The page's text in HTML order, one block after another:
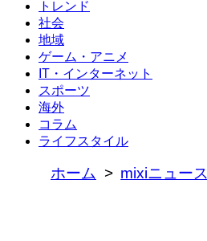
トレンド
社会
地域
ゲーム・アニメ
IT・インターネット
スポーツ
海外
コラム
ライフスタイル
ホーム mixiニュース